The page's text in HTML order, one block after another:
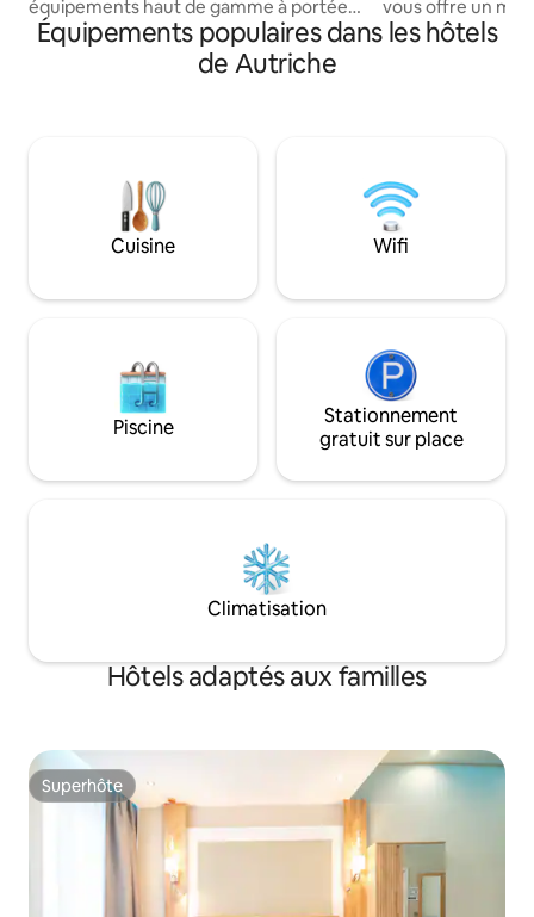
équipements haut de gamme à portée
de main. Les montagnes du Tyrol juste
en face de vous. Les activités de Seefeld
sur votre liste. Ça va être bien, c'est
nous avons pensé à tout. Passionnés
nous-mêmes par les voyages en
appartement, nous savons exactement
ce dont vous avez besoin, ce que vous
spécial.
vous offre un
confort et de
également
domaine skiable
pause détente,
terrasse et vue
Équipements populaires dans les hôtels
de Autriche
Cuisine Wifi
Piscine
Stationnement
gratuit sur place
Climatisation
Hôtels adaptés aux familles
Superhôte
Superhôte